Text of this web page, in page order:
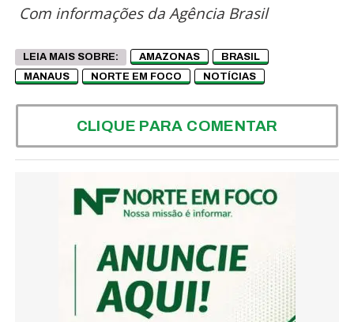
Com informações da Agência Brasil
LEIA MAIS SOBRE: AMAZONAS
BRASIL
MANAUS
NORTE EM FOCO NOTÍCIAS
CLIQUE PARA COMENTAR